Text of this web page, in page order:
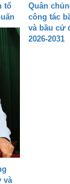
tổ
Quân
công tác
và bầu cử
2026-2031
và